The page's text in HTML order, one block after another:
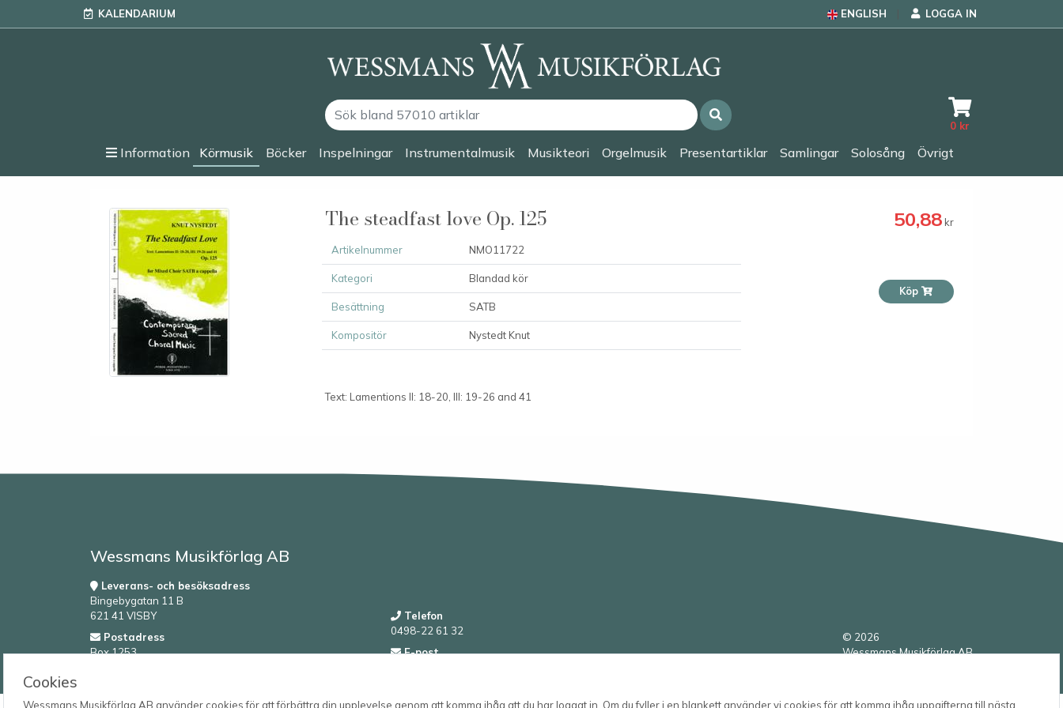
KALENDARIUM ENGLISH LOGGA IN
0 kr
Information Körmusik Böcker Inspelningar Instrumentalmusik Musikteori Orgelmusik Presentartiklar Samlingar Solosång Övrigt
Cookies
Wessmans Musikförlag AB använder cookies för att förbättra din upplevelse genom att komma ihåg att du har loggat in. Om du fyller i en blankett använder vi cookies för att komma ihåg uppgifterna till nästa
The steadfast love Op. 125
Artikelnummer NMO11722
Kategori Blandad kör
Besättning SATB
Kompositör Nystedt Knut
50,88 kr
Köp
Text: Lamentions II: 18-20, III: 19-26 and 41
Wessmans Musikförlag AB
Leverans- och besöksadress
Bingebygatan 11 B
621 41 VISBY
Postadress
Box 1253
Telefon
0498-22 61 32
E-post
© 2026
Wessmans Musikförlag AB